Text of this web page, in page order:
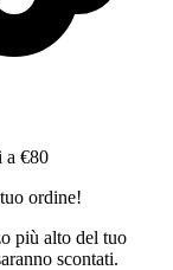
a €80
ordine!
più alto del tuo
scontati.